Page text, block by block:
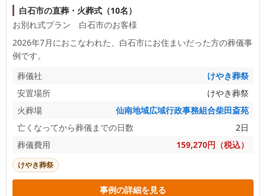
白石市の直葬・火葬式（10名）
お別れ式プラン 白石市のお客様
2026年7月におこなわれた、 白石市にお住まいだった方の葬儀事
例です。
葬儀社
けやき葬祭
安置場所
けやき葬祭
火葬場
仙南地域広域行政事務組合柴田斎苑
亡くなってから葬儀までの日数
2日
葬儀費用
159,270円（税込）
けやき葬祭
事例の詳細を見る